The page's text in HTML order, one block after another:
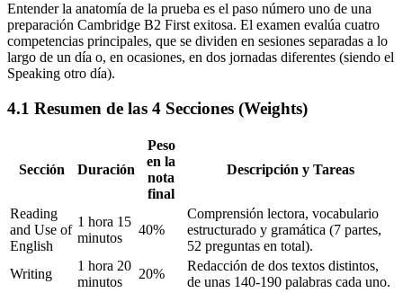
Entender la anatomía de la prueba es el paso número uno de una
preparación Cambridge B2 First exitosa. El examen evalúa cuatro
competencias principales, que se dividen en sesiones separadas a lo
largo de un día o, en ocasiones, en dos jornadas diferentes (siendo el
Speaking otro día).
4.1 Resumen de las 4 Secciones (Weights)
Sección Duración
Peso
en la
nota
final
Descripción y Tareas
Reading
and Use of
English
1 hora 15
minutos
40%
Comprensión lectora, vocabulario
estructurado y gramática (7 partes,
52 preguntas en total).
Writing
1 hora 20
minutos
20%
Redacción de dos textos distintos,
de unas 140-190 palabras cada uno.